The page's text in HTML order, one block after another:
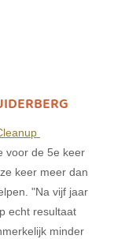
voor de 5e keer
keer meer dan
"Na vijf jaar
echt resultaat
minder